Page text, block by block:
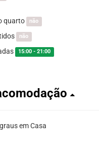
quarto não
não
15:00 - 21:00
em Casa